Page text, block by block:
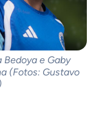
e Gaby
(Fotos: Gustavo